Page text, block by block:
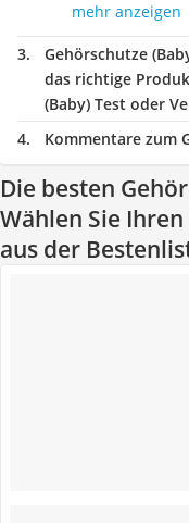
mehr anzeigen
Gehörschutze
das richtige
(Baby) Test oder
Kommentare zum
Die besten
Wählen Sie
aus der